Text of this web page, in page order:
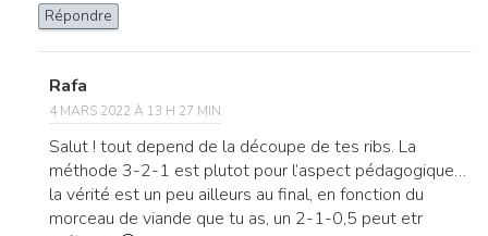
Répondre
Rafa
4 MARS 2022 À 13 H 27 MIN
Salut ! tout depend de la découpe de tes ribs. La
méthode 3-2-1 est plutot pour l’aspect pédagogique…
la vérité est un peu ailleurs au final, en fonction du
morceau de viande que tu as, un 2-1-0,5 peut etr